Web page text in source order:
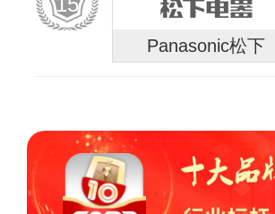
Panasonic松下